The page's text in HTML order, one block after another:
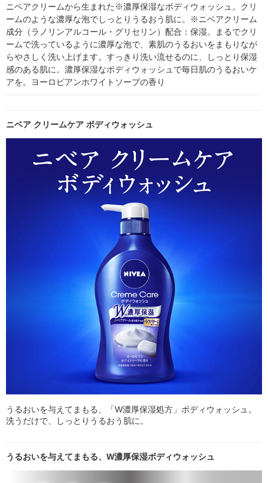
ニベアクリームから生まれた※濃厚保湿なボディウォッシュ。クリ
ームのような濃厚な泡でしっとりうるおう肌に。※ニベアクリーム
成分（ラノリンアルコール・グリセリン）配合：保湿。まるでクリ
ームで洗っているように濃厚な泡で、素肌のうるおいをまもりなが
らやさしく洗い上げます。すっきり洗い流せるのに、しっとり保湿
感のある肌に。濃厚保湿なボディウォッシュで毎日肌のうるおいケ
アを。ヨーロピアンホワイトソープの香り
ニベア クリームケア ボディウォッシュ
うるおいを与えてまもる、「W濃厚保湿処方」ボディウォッシュ。
洗うだけで、しっとりうるおう肌に。
うるおいを与えてまもる、W濃厚保湿ボディウォッシュ